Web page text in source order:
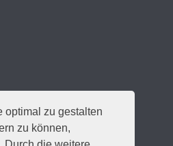
optimal zu gestalten
zu können,